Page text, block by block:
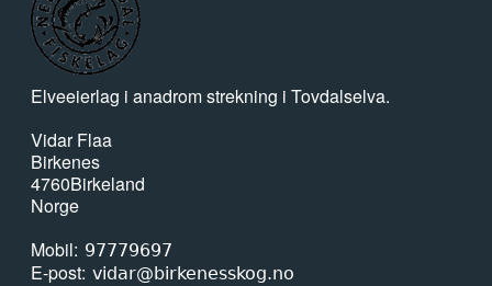
Elveeierlag i anadrom strekning i Tovdalselva.
VidarFlaa
Birkenes
4760Birkeland
Norge
Mobil
97779697
E-post vidar@birkenesskog.no